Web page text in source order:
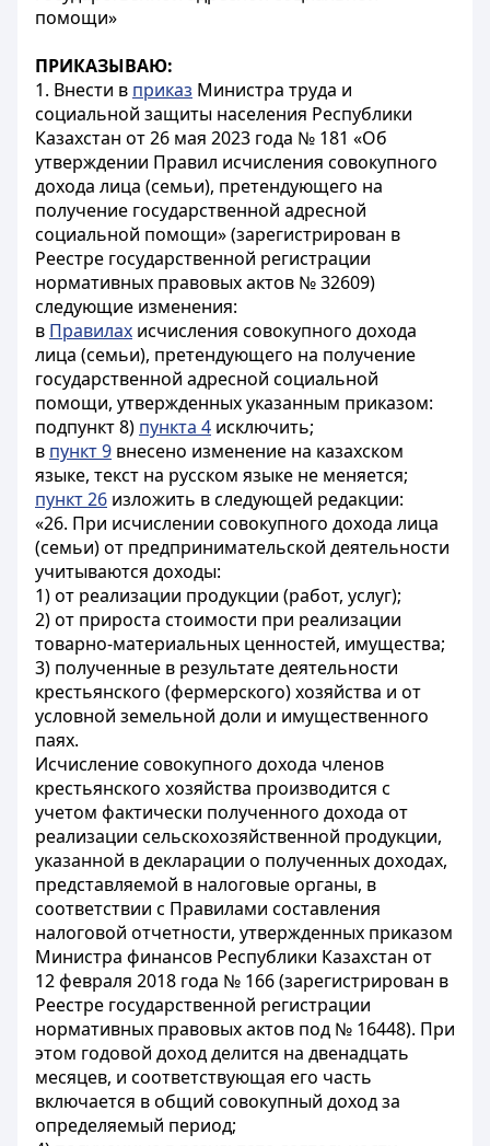
помощи»
ПРИКАЗЫВАЮ:
1. Внести в приказ Министра труда и
социальной защиты населения Республики
Казахстан от 26 мая 2023 года № 181 «Об
утверждении Правил исчисления совокупного
дохода лица (семьи), претендующего на
получение государственной адресной
социальной помощи» (зарегистрирован в
Реестре государственной регистрации
нормативных правовых актов № 32609)
следующие изменения:
в Правилах исчисления совокупного дохода
лица (семьи), претендующего на получение
государственной адресной социальной
помощи, утвержденных указанным приказом:
подпункт 8) пункта 4 исключить;
в пункт 9 внесено изменение на казахском
языке, текст на русском языке не меняется;
пункт 26 изложить в следующей редакции:
«26. При исчислении совокупного дохода лица
(семьи) от предпринимательской деятельности
учитываются доходы:
1) от реализации продукции (работ, услуг);
2) от прироста стоимости при реализации
товарно-материальных ценностей, имущества;
3) полученные в результате деятельности
крестьянского (фермерского) хозяйства и от
условной земельной доли и имущественного
паях.
Исчисление совокупного дохода членов
крестьянского хозяйства производится с
учетом фактически полученного дохода от
реализации сельскохозяйственной продукции,
указанной в декларации о полученных доходах,
представляемой в налоговые органы, в
соответствии с Правилами составления
налоговой отчетности, утвержденных приказом
Министра финансов Республики Казахстан от
12 февраля 2018 года № 166 (зарегистрирован в
Реестре государственной регистрации
нормативных правовых актов под № 16448). При
этом годовой доход делится на двенадцать
месяцев, и соответствующая его часть
включается в общий совокупный доход за
определяемый период;